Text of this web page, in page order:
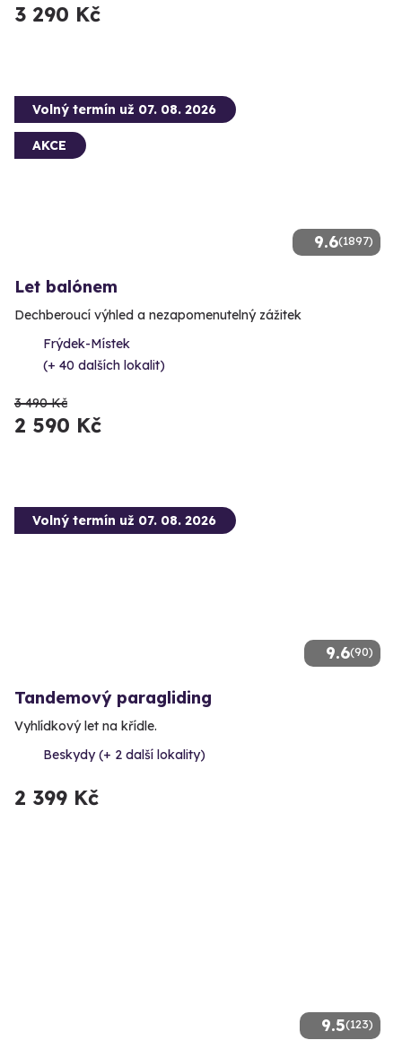
3 290 Kč
9.6(1897)
Volný termín už 07. 08. 2026
AKCE
Let balónem
Dechberoucí výhled a nezapomenutelný zážitek
Frýdek-Místek
(+ 40 dalších lokalit)
3 490 Kč
2 590 Kč
9.6(90)
Volný termín už 07. 08. 2026
Tandemový paragliding
Vyhlídkový let na křídle.
Beskydy (+ 2 další lokality)
2 399 Kč
9.5(123)